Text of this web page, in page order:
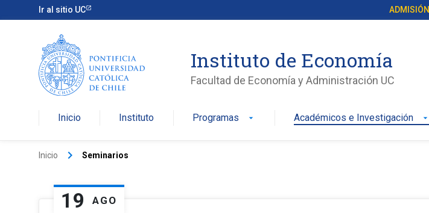
Ir al sitio UC ADMISIÓN
Instituto de Economía
Facultad de Economía y Administración UC
Inicio Instituto Programas arrow_drop_down Académicos e Investigación arrow_drop_down
Inicio keyboard_arrow_right Seminarios
19 AGO